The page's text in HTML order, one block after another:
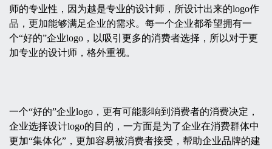
师的专业性，因为越是专业的设计师，所设计出来的logo作
品，更加能够满足企业的需求。每一个企业都希望拥有一
个“好的”企业logo，以吸引更多的消费者选择，所以对于更
加专业的设计师，格外重视。
一个“好的”企业logo，更有可能影响到消费者的消费决定，
企业选择设计logo的目的，一方面是为了企业在消费群体中
更加“集体化”，更加容易被消费者接受，帮助企业品牌的建